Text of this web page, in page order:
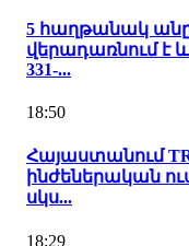
5 հաղթանակ
վերադառնում է
331-...
18:50
Հայաստանում
ինժեներական
սկս...
18:29